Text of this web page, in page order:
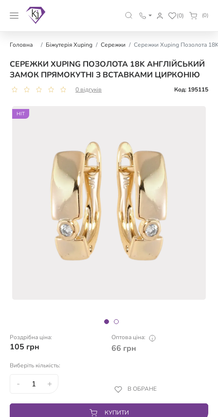
(0) (0)
Головна Біжутерія Xuping Сережки Сережки Xuping Позолота 18K
СЕРЕЖКИ XUPING ПОЗОЛОТА 18K АНГЛІЙСЬКИЙ
ЗАМОК ПРЯМОКУТНІ З ВСТАВКАМИ ЦИРКОНІЮ
0 відгуків Код: 195115
HIT
HIT
Роздрібна ціна:
105 грн
Оптова ціна:
66 грн
Виберіть кількість:
- + В ОБРАНЕ
КУПИТИ